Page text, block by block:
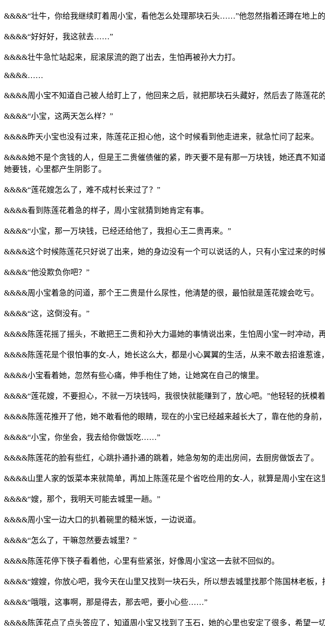
&&&&“壮牛，你给我继续盯着周小宝，看他怎么处理那块石头……”他忽然指着还蹲在地上的
&&&&“好好好，我这就去……”
&&&&壮牛急忙站起来，屁滚尿流的跑了出去，生怕再被孙大力打。
&&&&……
&&&&周小宝不知道自己被人给盯上了，他回来之后，就把那块石头藏好，然后去了陈莲花的
&&&&“小宝，这两天怎么样？”
&&&&昨天小宝也没有过来，陈莲花正担心他，这个时候看到他走进来，就急忙问了起来。
&&&&她不是个贪钱的人，但是王二贵催债催的紧，昨天要不是有那一万块钱，她还真不
她要钱，心里都产生阴影了。
&&&&“莲花嫂怎么了，难不成村长来过了？”
&&&&看到陈莲花着急的样子，周小宝就猜到她肯定有事。
&&&&“小宝，那一万块钱，已经还给他了，我担心王二贵再来。”
&&&&这个时候陈莲花只好说了出来，她的身边没有一个可以说话的人，只有小宝过来的时
&&&&“他没欺负你吧？”
&&&&周小宝着急的问道，那个王二贵是什么尿性，他清楚的很，最怕就是莲花嫂会吃亏。
&&&&“这，这倒没有。”
&&&&陈莲花摇了摇头，不敢把王二贵和孙大力逼她的事情说出来，生怕周小宝一时冲动，再
&&&&陈莲花是个很怕事的女-人，她长这么大，都是小心翼翼的生活，从来不敢去招谁惹谁
&&&&小宝看着她，忽然有些心痛，伸手枹住了她，让她窝在自己的懐里。
&&&&“莲花嫂，不要担心，不就一万块钱吗，我很快就能赚到了，放心吧。”他轻轻的抚模
&&&&陈莲花推开了他，她不敢看他的眼睛，现在的小宝已经越来越长大了，靠在他的身前
&&&&“小宝，你坐会，我去给你做饭吃……”
&&&&陈莲花的脸有些红，心跳扑通扑通的跳着，她急匆匆的走出房间，去厨房做饭去了。
&&&&山里人家的饭菜本来就简单，再加上陈莲花是个省吃俭用的女-人，就算是周小宝在
&&&&“嫂，那个，我明天可能去城里一趟。”
&&&&周小宝一边大口的扒着碗里的糙米饭，一边说道。
&&&&“怎么了，干嘛忽然要去城里？”
&&&&陈莲花停下筷子看着他，心里有些紧张，好像周小宝这一去就不回似的。
&&&&“嫂嫂，你放心吧，我今天在山里又找到一块石头，所以想去城里找那个陈国林老板，
&&&&“哦哦，这事啊，那是得去，那去吧，要小心些……”
&&&&陈莲花点了点头答应了，知道周小宝又找到了玉石，她的心里也安定了很多，希望一